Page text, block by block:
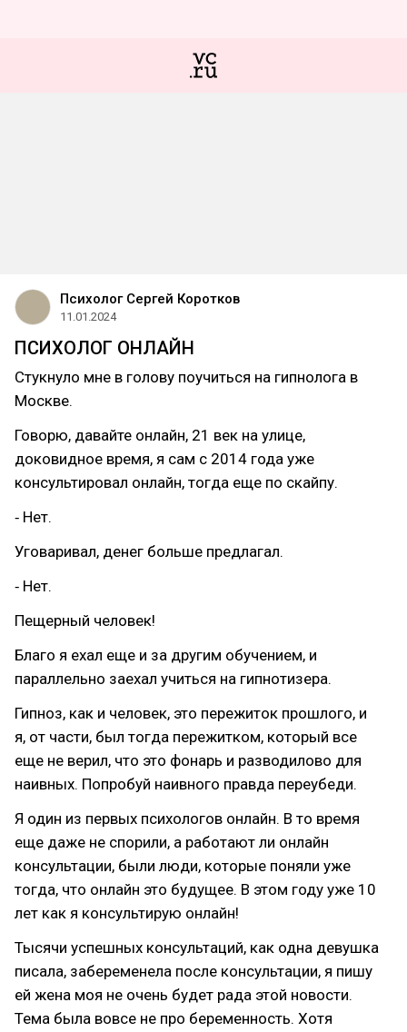
Психолог Сергей Коротков
11.01.2024
ПСИХОЛОГ ОНЛАЙН
Стукнуло мне в голову поучиться на гипнолога в
Москве.
Говорю, давайте онлайн, 21 век на улице,
доковидное время, я сам с 2014 года уже
консультировал онлайн, тогда еще по скайпу.
⁃ Нет.
Уговаривал, денег больше предлагал.
⁃ Нет.
Пещерный человек!
Благо я ехал еще и за другим обучением, и
параллельно заехал учиться на гипнотизера.
Гипноз, как и человек, это пережиток прошлого, и
я, от части, был тогда пережитком, который все
еще не верил, что это фонарь и разводилово для
наивных. Попробуй наивного правда переубеди.
Я один из первых психологов онлайн. В то время
еще даже не спорили, а работают ли онлайн
консультации, были люди, которые поняли уже
тогда, что онлайн это будущее. В этом году уже 10
лет как я консультирую онлайн!
Тысячи успешных консультаций, как одна девушка
писала, забеременела после консультации, я пишу
ей жена моя не очень будет рада этой новости.
Тема была вовсе не про беременность. Хотя